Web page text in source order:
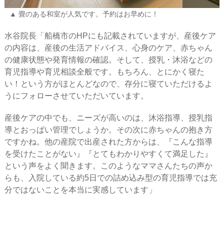
畳のある和室が人気です。予約はお早めに！
水谷院長「船橋市のHPにも記載されていますが、産後ケア
の内容は、産後の生活アドバイス、心身のケア、赤ちゃん
の健康状態や発育情報の確認。そして、授乳・沐浴などの
育児指導や育児相談全般です。もちろん、とにかく寝た
い！という方がほとんどなので、存分に寝ていただけるよ
うにフォローさせていただいています。
産後ケアの中でも、ニーズが高いのは、沐浴指導、授乳指
導とおっぱい管理でしょうか。その次に赤ちゃんの抱き方
ですかね。他の産院で出産された方からは、『こんな指導
を受けたことがない』『とてもわかりやすくて満足した』
という声をよく聞きます。このようなママさんたちの声か
らも、入院している約5日での詰め込み型の育児指導では充
分ではないことを本当に実感しています」